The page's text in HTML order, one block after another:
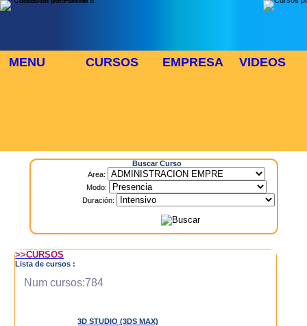
MENU CURSOS EMPRESA VIDEOS
Buscar Curso
Area:
Modo:
Duración:
>>CURSOS
Lista de cursos :
Num cursos:784
3D STUDIO (3DS MAX)